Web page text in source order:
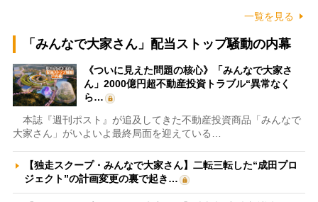
一覧を見る
「みんなで大家さん」配当ストップ騒動の内幕
《ついに見えた問題の核心》「みんなで大家さ
ん」2000億円超不動産投資トラブル“異常なく
ら…
本誌『週刊ポスト』が追及してきた不動産投資商品「みんなで
大家さん」がいよいよ最終局面を迎えている…
【独走スクープ・みんなで大家さん】二転三転した“成田プロ
ジェクト”の計画変更の裏で起き…